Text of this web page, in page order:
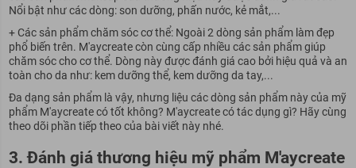
Nổi bật như các dòng: son dưỡng, phấn nước, kẻ mắt,...
+ Các sản phẩm chăm sóc cơ thể: Ngoài 2 dòng sản phẩm làm đẹp
phổ biến trên. M'aycreate còn cùng cấp nhiều các sản phẩm giúp
chăm sóc cho cơ thể. Dòng này được đánh giá cao bởi hiệu quả và an
toàn cho da như: kem dưỡng thể, kem dưỡng da tay,...
Đa dạng sản phẩm là vậy, nhưng liệu các dòng sản phẩm này của mỹ
phẩm M'aycreate có tốt không? M'aycreatecó tác dụng gì? Hãy cùng
theo dõi phần tiếp theo của bài viết này nhé.
3. Đánh giá thương hiệu mỹ phẩm M'aycreate